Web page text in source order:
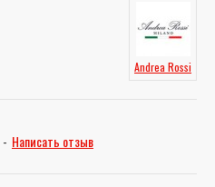
Andrea Rossi
- Написать отзыв